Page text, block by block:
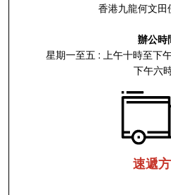
香港九龍何文田
辦公時
星期一至五 : 上午十時至下
下午六
速遞